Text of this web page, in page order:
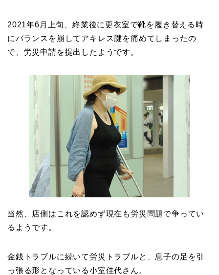
2021年6月上旬、終業後に更衣室で靴を履き替える時
にバランスを崩してアキレス腱を痛めてしまったの
で、労災申請を提出したようです。
当然、店側はこれを認めず現在も労災問題で争ってい
るようです。
金銭トラブルに続いて労災トラブルと、息子の足を引
っ張る形となっている小室佳代さん。